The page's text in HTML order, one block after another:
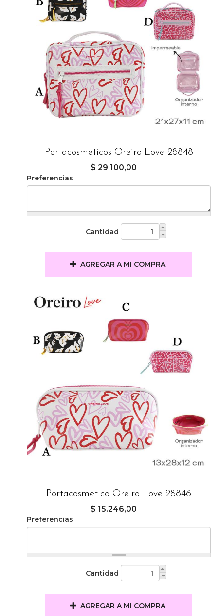
Portacosmeticos Oreiro Love 28848
$ 29.100,00
Preferencias
Cantidad
AGREGAR A MI COMPRA
Portacosmetico Oreiro Love 28846
$ 15.246,00
Preferencias
Cantidad
AGREGAR A MI COMPRA